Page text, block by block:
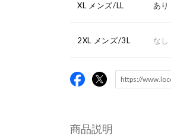
XL メンズ/LL あり
2XL メンズ/3L なし
商品説明